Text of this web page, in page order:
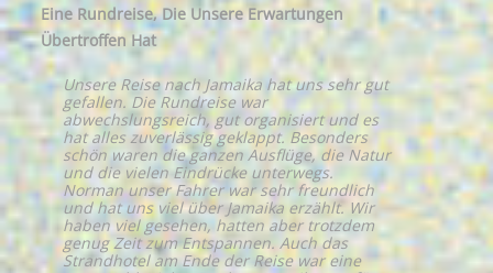
Eine Rundreise, Die Unsere Erwartungen
Übertroffen Hat
Unsere Reise nach Jamaika hat uns sehr gut
gefallen. Die Rundreise war
abwechslungsreich, gut organisiert und es
hat alles zuverlässig geklappt. Besonders
schön waren die ganzen Ausflüge, die Natur
und die vielen Eindrücke unterwegs.
Norman unser Fahrer war sehr freundlich
und hat uns viel über Jamaika erzählt. Wir
haben viel gesehen, hatten aber trotzdem
genug Zeit zum Entspannen. Auch das
Strandhotel am Ende der Reise war eine